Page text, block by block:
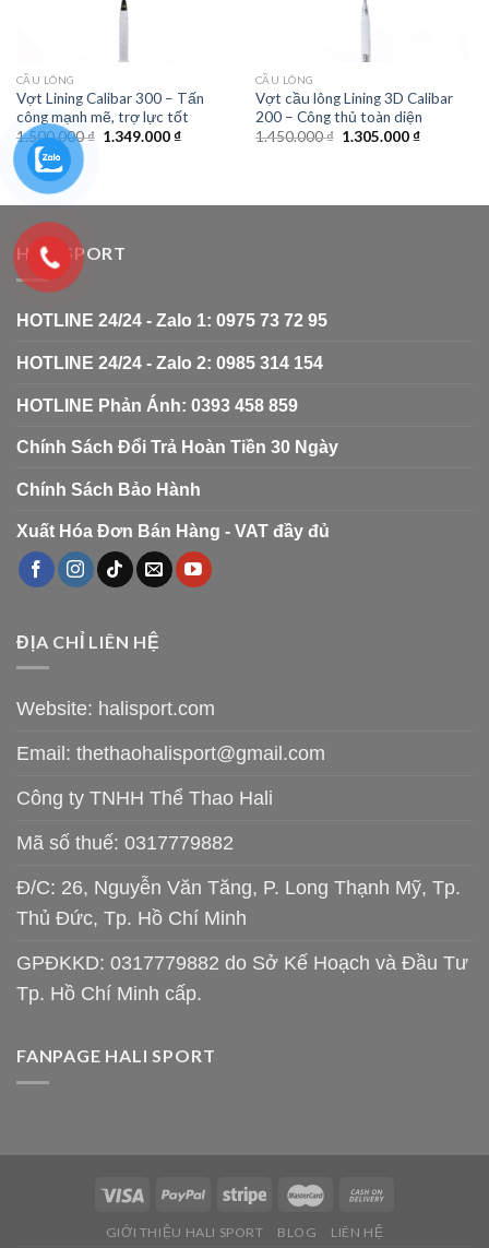
CẦU LÔNG
Vợt Lining Calibar 300 – Tấn
công mạnh mẽ, trợ lực tốt
1.500.000₫ 1.349.000₫
CẦU LÔNG
Vợt cầu lông Lining 3D Calibar
200 – Công thủ toàn diện
1.450.000₫ 1.305.000₫
HALI SPORT
HOTLINE 24/24 - Zalo 1: 0975 73 72 95
HOTLINE 24/24 - Zalo 2: 0985 314 154
HOTLINE Phản Ánh: 0393 458 859
Chính Sách Đổi Trả Hoàn Tiền 30 Ngày
Chính Sách Bảo Hành
Xuất Hóa Đơn Bán Hàng - VAT đầy đủ
ĐỊA CHỈ LIÊN HỆ
Website: halisport.com
Email: thethaohalisport@gmail.com
Công ty TNHH Thể Thao Hali
Mã số thuế: 0317779882
Đ/C: 26, Nguyễn Văn Tăng, P. Long Thạnh Mỹ, Tp.
Thủ Đức, Tp. Hồ Chí Minh
GPĐKKD: 0317779882 do Sở Kế Hoạch và Đầu Tư
Tp. Hồ Chí Minh cấp.
FANPAGE HALI SPORT
GIỚI THIỆU HALI SPORT BLOG LIÊN HỆ